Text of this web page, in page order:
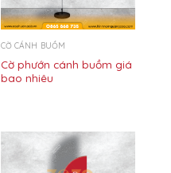
CỜ CÁNH BUỒM
Cờ phướn cánh buồm giá
bao nhiêu